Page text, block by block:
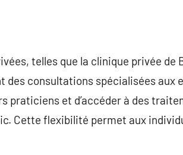
telles que la clinique privée
des consultations spécialisées aux
praticiens et d’accéder à des
Cette flexibilité permet aux